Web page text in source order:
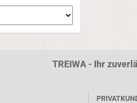
TREIWA - Ihr